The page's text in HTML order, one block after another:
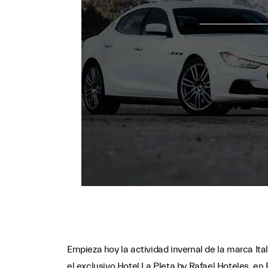
Empieza hoy la actividad invernal de la marca